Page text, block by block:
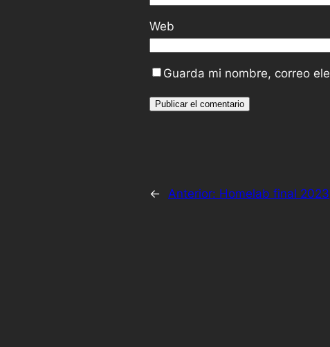
Web
Guarda mi nombre, correo
← Anterior: Homelab final 2023